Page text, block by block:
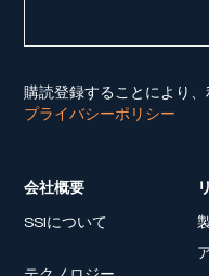
購読登録することにより、
プライバシーポリシー
会社概要
SSIについて